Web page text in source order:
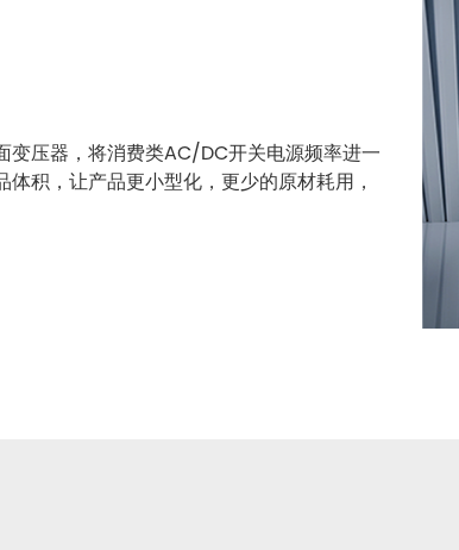
变压器，将消费类AC/DC开关电源频率进一
体积，让产品更小型化，更少的原材耗用，